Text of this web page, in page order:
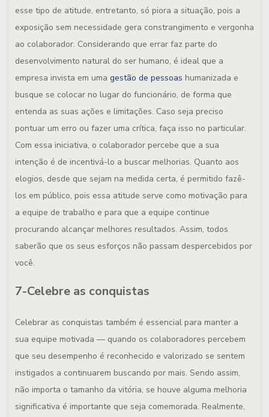
esse tipo de atitude, entretanto, só piora a situação, pois a
exposição sem necessidade gera constrangimento e vergonha
ao colaborador. Considerando que errar faz parte do
desenvolvimento natural do ser humano, é ideal que a
empresa invista em uma gestão de pessoas humanizada e
busque se colocar no lugar do funcionário, de forma que
entenda as suas ações e limitações. Caso seja preciso
pontuar um erro ou fazer uma crítica, faça isso no particular.
Com essa iniciativa, o colaborador percebe que a sua
intenção é de incentivá-lo a buscar melhorias. Quanto aos
elogios, desde que sejam na medida certa, é permitido fazê-
los em público, pois essa atitude serve como motivação para
a equipe de trabalho e para que a equipe continue
procurando alcançar melhores resultados. Assim, todos
saberão que os seus esforços não passam despercebidos por
você.
7-Celebre as conquistas
Celebrar as conquistas também é essencial para manter a
sua equipe motivada — quando os colaboradores percebem
que seu desempenho é reconhecido e valorizado se sentem
instigados a continuarem buscando por mais. Sendo assim,
não importa o tamanho da vitória, se houve alguma melhoria
significativa é importante que seja comemorada. Realmente,